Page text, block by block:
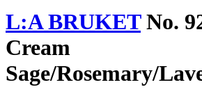
L:A BRUKETNo.
Cream
Sage/Rosemary/